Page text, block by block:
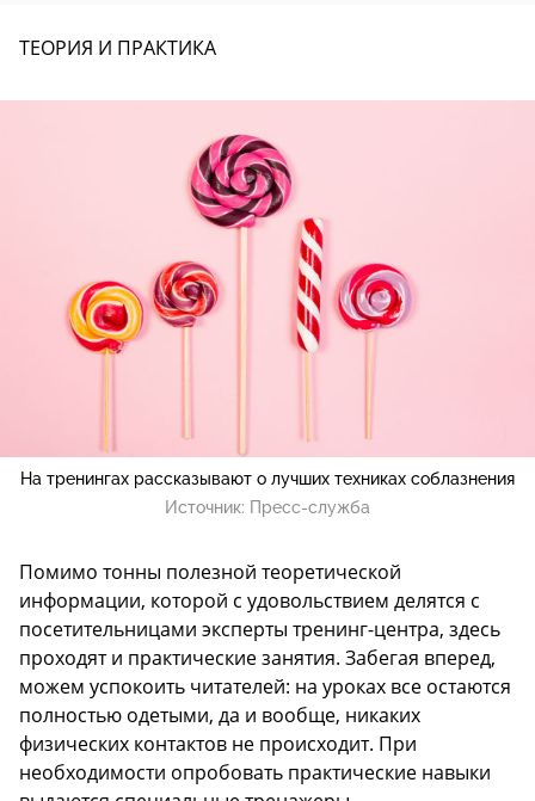
ТЕОРИЯ И ПРАКТИКА
На тренингах рассказывают о лучших техниках соблазнения
Источник: Пресс-служба
Помимо тонны полезной теоретической
информации, которой с удовольствием делятся с
посетительницами эксперты тренинг-центра, здесь
проходят и практические занятия. Забегая вперед,
можем успокоить читателей: на уроках все остаются
полностью одетыми, да и вообще, никаких
физических контактов не происходит. При
необходимости опробовать практические навыки